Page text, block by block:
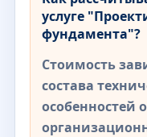
услуге
фундамента"?
Стоимость
состава
особенностей